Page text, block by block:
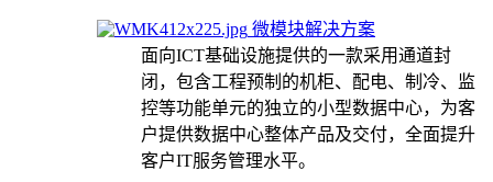
微模块解决方案
面向ICT基础设施提供的一款采用通道封
闭，包含工程预制的机柜、配电、制冷、监
控等功能单元的独立的小型数据中心，为客
户提供数据中心整体产品及交付，全面提升
客户IT服务管理水平。